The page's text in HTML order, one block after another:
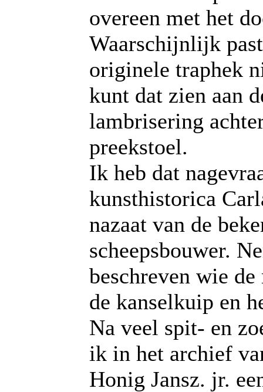
overeen met het
Waarschijnlijk
originele traphek
kunt dat zien aan
lambrisering
preekstoel.
Ik heb dat
kunsthistorica
nazaat van de
scheepsbouwer.
beschreven wie
de kanselkuip en
Na veel spit- en
ik in het archief
Honig Jansz. jr.